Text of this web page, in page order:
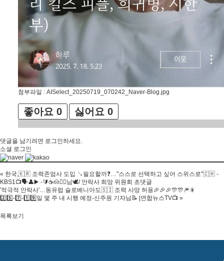
첨부파일 : AISelect_20250719_070242_Naver-Blog.jpg
좋아요 0 싫어요 0
댓글을 남기려면 로그인하세요.
소셜 로그인
« 한국,🇰🇷 조력존엄사 도입 ↘️필요할까❓️…"스스로 선택하고 싶어 스위스로"🇨🇭 -
KBS1📺🗣👤▶️ -🔰☕️🙍🙍‍♀️님🕊/ 안락사 희망 위원회 초댓글
'적극적 안락사'…동유럽 슬로베니아도🇸🇮 조력 사망 허용🎉🎉🎉🎊🎊🎆🎇
2️⃣5️⃣-7️⃣-1️⃣9️⃣일 몇 주 내 시행 예정-신주원 기자님📝 |연합뉴스TV📺 »
목록보기